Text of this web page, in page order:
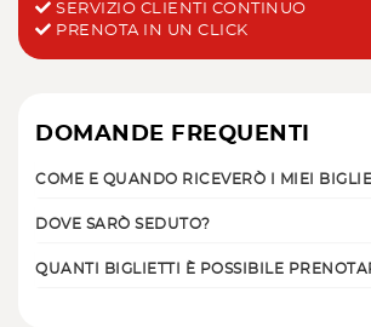
SERVIZIO CLIENTI CONTINUO
PRENOTA IN UN CLICK
DOMANDE FREQUENTI
COME E QUANDO RICEVERÒ I MIEI
DOVE SARÒ SEDUTO?
QUANTI BIGLIETTI È POSSIBILE